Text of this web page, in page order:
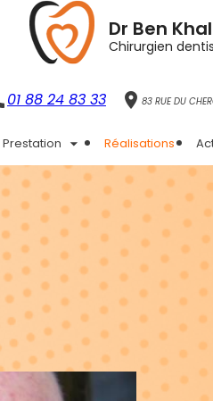
Dr Ben
Chirurgien
01 88 24 83 33 place 83 RUE DU
Prestation Réalisations